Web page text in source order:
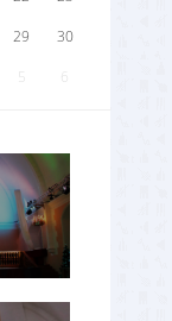
29
30
6